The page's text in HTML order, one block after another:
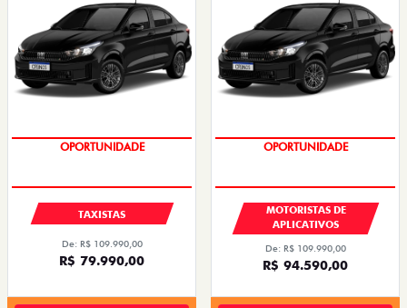
OPORTUNIDADE
TAXISTAS
De: R$ 109.990,00
R$ 79.990,00
OPORTUNIDADE
MOTORISTAS DE
APLICATIVOS
De: R$ 109.990,00
R$ 94.590,00